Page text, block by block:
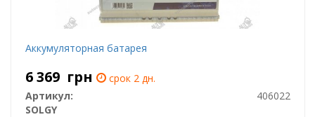
Аккумуляторная батарея
6 369 грн
срок 2 дн.
Артикул:
406022
SOLGY